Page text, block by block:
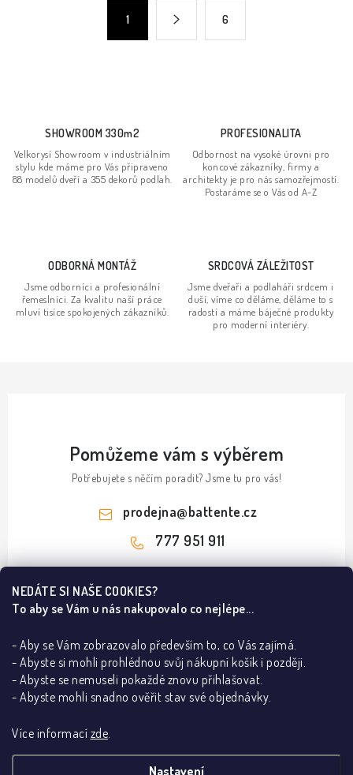
NEDÁTE SI NAŠE COOKIES?
To aby se Vám u nás nakupovalo co nejlépe...
- Aby se Vám zobrazovalo především to, co Vás zajímá.
- Abyste si mohli prohlédnou svůj nákupní košík i později.
- Abyste se nemuseli pokaždé znovu přihlašovat.
- Abyste mohli snadno ověřit stav své objednávky.
Více informací zde.
Nastavení
v
y
á
n
1 6
SHOWROOM 330m2
Velkorysí Showroom v industriálním
stylu kde máme pro Vás připraveno
88 modelů dveří a 355 dekorů podlah.
PROFESIONALITA
Odbornost na vysoké úrovni pro
koncové zákazníky, firmy a
architekty je pro nás samozřejmostí.
Postaráme se o Vás od A-Z
ODBORNÁ MONTÁŽ
Jsme odborníci a profesionální
řemeslníci. Za kvalitu naší práce
mluví tisíce spokojených zákazníků.
SRDCOVÁ ZÁLEŽITOST
Jsme dveřaři a podlaháři srdcem i
duší, víme co děláme, děláme to s
radostí a máme báječné produkty
pro moderní interiéry.
Pomůžeme vám s výběrem
Potřebujete s něčím poradit? Jsme tu pro vás!
prodejna@battente.cz
777 951 911
Z
Informace pro vás
B2B
REALIZACE
Kontakty
Proč s námi
Vrácení, výměna zboží
Ze světa dveří a podlah
Olej nebo lak na dřevěnou podlahu?
Dřevěné podlahy v Praze – ESCO a BARLINEK
Lakované dveře dle RAL dodají interiéru eleganci
Za pár korun DVEŘE vystřelené do VESMÍRU!
Poradna
Jak poznám pravé a levé dveře
Showroom BATTENTE
Stropní lišty Dveřní kování